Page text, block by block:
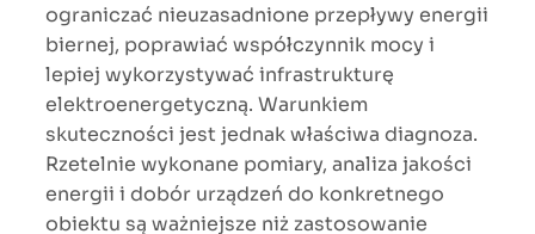
ograniczać nieuzasadnione przepływy energii
biernej, poprawiać współczynnik mocy i
lepiej wykorzystywać infrastrukturę
elektroenergetyczną. Warunkiem
skuteczności jest jednak właściwa diagnoza.
Rzetelnie wykonane pomiary, analiza jakości
energii i dobór urządzeń do konkretnego
obiektu są ważniejsze niż zastosowanie